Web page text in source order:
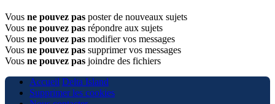
Vous ne pouvez pas poster de nouveaux sujets
Vous ne pouvez pas répondre aux sujets
Vous ne pouvez pas modifier vos messages
Vous ne pouvez pas supprimer vos messages
Vous ne pouvez pas joindre des fichiers
Accueil Delta Island
Supprimer les cookies